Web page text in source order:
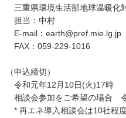
三重県環境生活部地球温暖化
担当：中村
E-mail：earth@pref.mie.lg.jp
FAX：059-229-1016
（申込締切）
令和元年12月10日(火)17時
相談会参加をご希望の場合
* 再エネ導入相談会は10社程